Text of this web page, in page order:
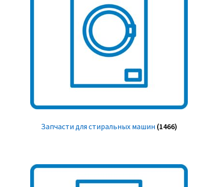
Запчасти для стиральных машин (1466)